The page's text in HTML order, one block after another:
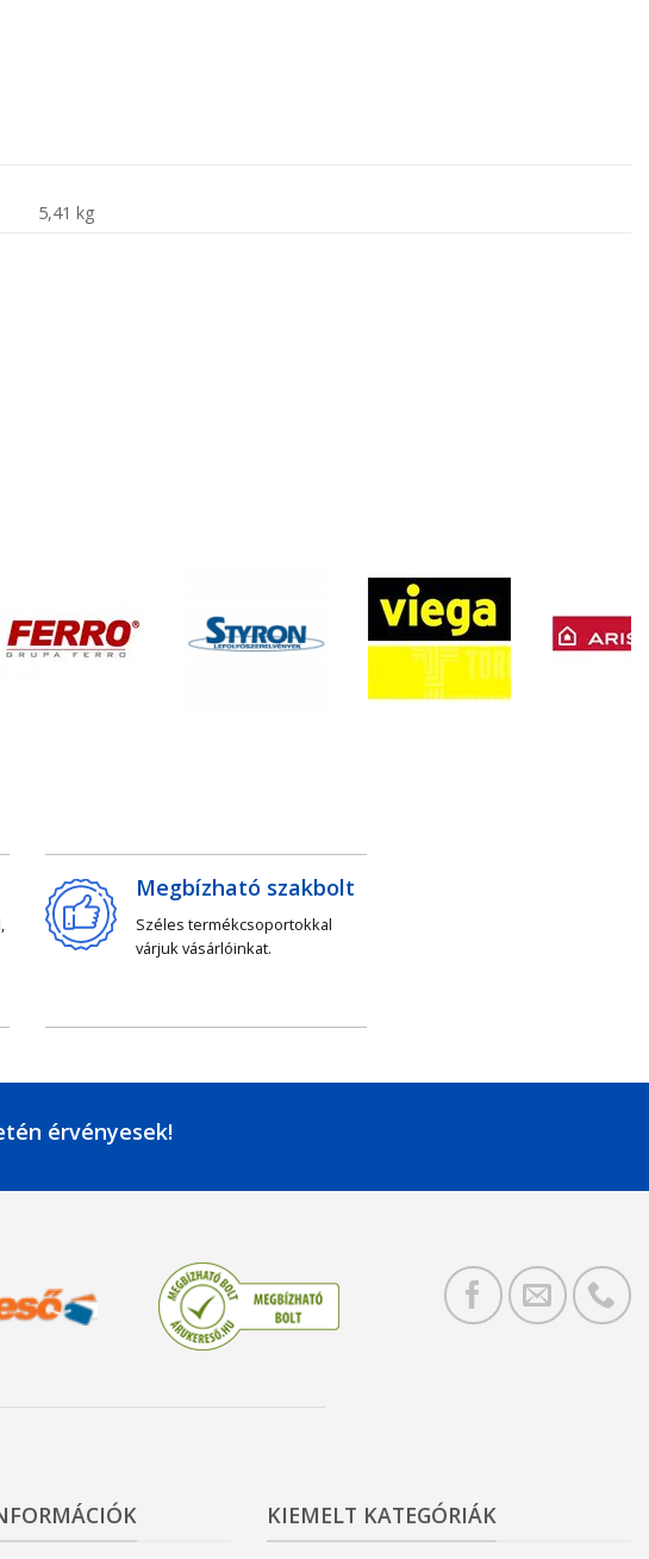
5,41 kg
Megbízható szakbolt
Széles termékcsoportokkal
várjuk vásárlóinkat.
érvényesek!
KIEMELT KATEGÓRIÁK